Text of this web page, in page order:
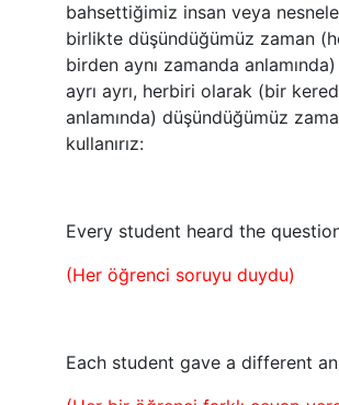
bahsettiğimiz insan veya
birlikte düşündüğümüz zaman
birden aynı zamanda
ayrı ayrı, herbiri olarak (bir
anlamında) düşündüğümüz
kullanırız:
Every student heard the
(Her öğrenci soruyu duydu)
Each student gave a different